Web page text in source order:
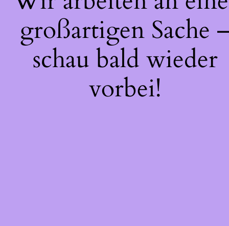
großartigen Sache
schau bald wieder
vorbei!